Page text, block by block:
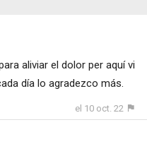
aliviar el dolor per aquí vi
día lo agradezco más.
el 10 oct. 22